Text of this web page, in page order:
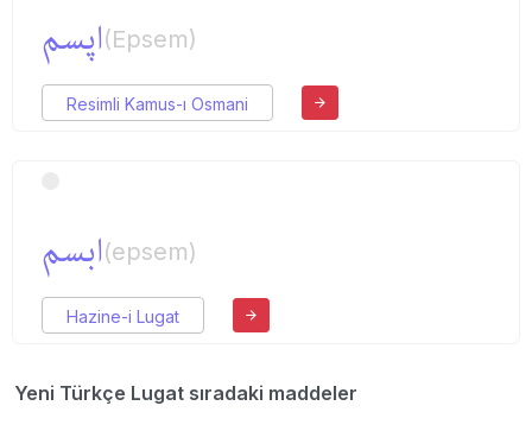
اپسم(Epsem)
Resimli Kamus-ı Osmani
ابسم(epsem)
Hazine-i Lugat
Yeni Türkçe Lugat sıradaki maddeler